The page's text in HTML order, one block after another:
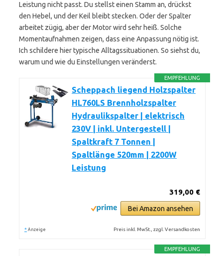
Leistung nicht passt. Du stellst einen Stamm an, drückst
den Hebel, und der Keil bleibt stecken. Oder der Spalter
arbeitet zügig, aber der Motor wird sehr heiß. Solche
Momentaufnahmen zeigen, dass eine Anpassung nötig ist.
Ich schildere hier typische Alltagssituationen. So siehst du,
warum und wie du Einstellungen veränderst.
EMPFEHLUNG
Scheppach liegend Holzspalter
HL760LS Brennholzspalter
Hydraulikspalter | elektrisch
230V | inkl. Untergestell |
Spaltkraft 7 Tonnen |
Spaltlänge 520mm | 2200W
Leistung
319,00 €
Bei Amazon ansehen
* Anzeige Preis inkl. MwSt., zzgl. Versandkosten
EMPFEHLUNG